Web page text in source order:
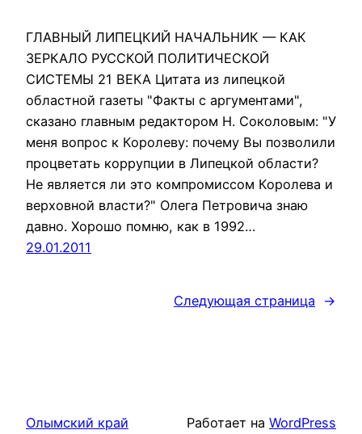
ГЛАВНЫЙ ЛИПЕЦКИЙ НАЧАЛЬНИК — КАК
ЗЕРКАЛО РУССКОЙ ПОЛИТИЧЕСКОЙ
СИСТЕМЫ 21 ВЕКА Цитата из липецкой
областной газеты "Факты с аргументами",
сказано главным редактором Н. Соколовым: "У
меня вопрос к Королеву: почему Вы позволили
процветать коррупции в Липецкой области?
Не является ли это компромиссом Королева и
верховной власти?" Олега Петровича знаю
давно. Хорошо помню, как в 1992…
29.01.2011
Следующая страница →
Олымский край Работает на WordPress